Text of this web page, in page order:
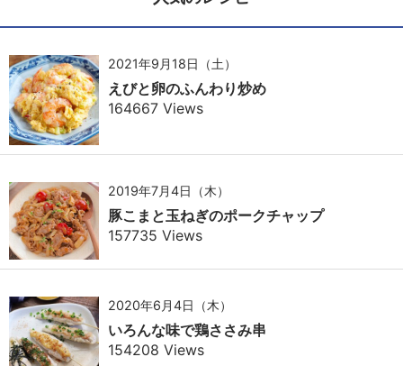
2021年9月18日（土）
えびと卵のふんわり炒め
164667 Views
2019年7月4日（木）
豚こまと玉ねぎのポークチャップ
157735 Views
2020年6月4日（木）
いろんな味で鶏ささみ串
154208 Views